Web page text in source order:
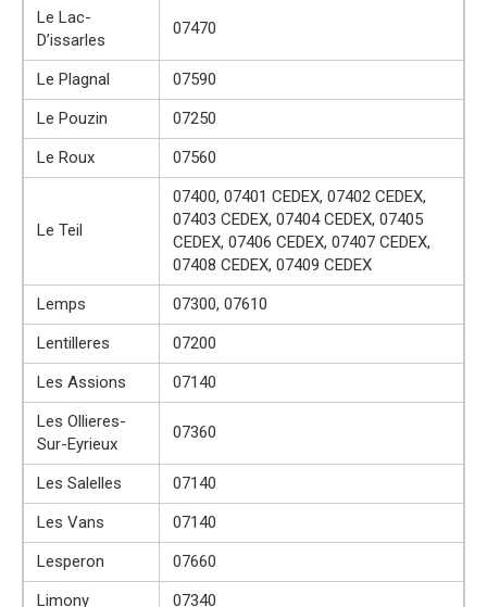
Le Lac-
D’issarles
07470
Le Plagnal
07590
Le Pouzin
07250
Le Roux
07560
Le Teil
07400, 07401 CEDEX, 07402 CEDEX,
07403 CEDEX, 07404 CEDEX, 07405
CEDEX, 07406 CEDEX, 07407 CEDEX,
07408 CEDEX, 07409 CEDEX
Lemps
07300, 07610
Lentilleres
07200
Les Assions
07140
Les Ollieres-
Sur-Eyrieux
07360
Les Salelles
07140
Les Vans
07140
Lesperon
07660
Limony
07340